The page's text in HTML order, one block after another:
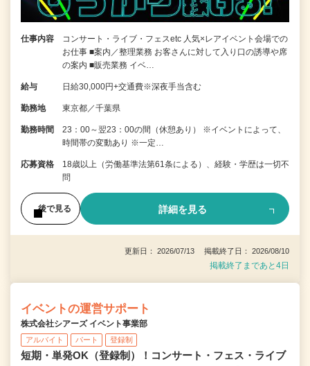
仕事内容
コンサート・ライブ・フェスetc 人気×レアイベント会場での
お仕事 ■案内／整理業務 お客さんに対して入り口の誘導や席
の案内 ■販売業務 イベ…
給与 日給30,000円+交通費※深夜手当含む
勤務地 東京都／千葉県
勤務時間
23：00～翌23：00の間（休憩あり） ※イベントによって、
時間帯の変動あり ※一定…
応募資格
18歳以上（労働基準法第61条による）、経験・学歴は一切不
問
後で見る 詳細を見る
更新日： 2026/07/13 掲載終了日： 2026/08/10
掲載終了まであと4日
イベントの運営サポート
株式会社シアーズ イベント事業部
アルバイト パート 登録制
短期・単発OK（登録制）！コンサート・フェス・ライブ